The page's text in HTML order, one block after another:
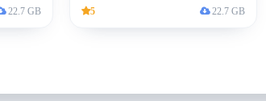
22.7 GB 5 22.7 GB